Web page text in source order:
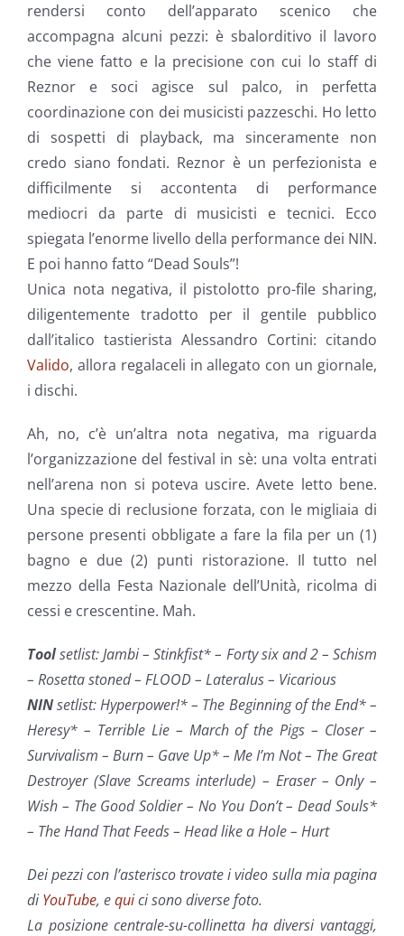
rendersi conto dell’apparato scenico che
accompagna alcuni pezzi: è sbalorditivo il lavoro
che viene fatto e la precisione con cui lo staff di
Reznor e soci agisce sul palco, in perfetta
coordinazione con dei musicisti pazzeschi. Ho letto
di sospetti di playback, ma sinceramente non
credo siano fondati. Reznor è un perfezionista e
difficilmente si accontenta di performance
mediocri da parte di musicisti e tecnici. Ecco
spiegata l’enorme livello della performance dei NIN.
E poi hanno fatto “Dead Souls”!
Unica nota negativa, il pistolotto pro-file sharing,
diligentemente tradotto per il gentile pubblico
dall’italico tastierista Alessandro Cortini: citando
Valido, allora regalaceli in allegato con un giornale,
i dischi.
Ah, no, c’è un’altra nota negativa, ma riguarda
l’organizzazione del festival in sè: una volta entrati
nell’arena non si poteva uscire. Avete letto bene.
Una specie di reclusione forzata, con le migliaia di
persone presenti obbligate a fare la fila per un (1)
bagno e due (2) punti ristorazione. Il tutto nel
mezzo della Festa Nazionale dell’Unità, ricolma di
cessi e crescentine. Mah.
Toolsetlist: Jambi – Stinkfist* – Forty six and 2 – Schism
– Rosetta stoned – FLOOD – Lateralus – Vicarious
NINsetlist: Hyperpower!* – The Beginning of the End* –
Heresy* – Terrible Lie – March of the Pigs – Closer –
Survivalism – Burn – Gave Up* – Me I’m Not – The Great
Destroyer (Slave Screams interlude) – Eraser – Only –
Wish – The Good Soldier – No You Don’t – Dead Souls*
– The Hand That Feeds – Head like a Hole – Hurt
Dei pezzi con l’asterisco trovate i video sulla mia pagina
di YouTube, equici sono diverse foto.
La posizione centrale-su-collinetta ha diversi vantaggi,